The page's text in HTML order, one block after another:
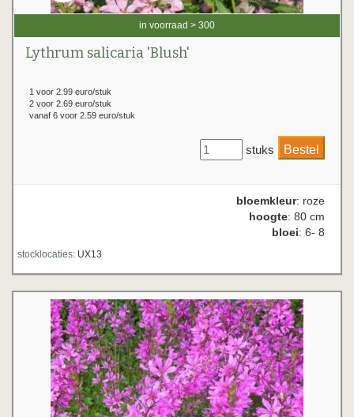
in voorraad > 300
Lythrum salicaria 'Blush'
1 voor 2.99 euro/stuk
2 voor 2.69 euro/stuk
vanaf 6 voor 2.59 euro/stuk
stuks
bloemkleur: roze
hoogte: 80 cm
bloei: 6- 8
stocklocaties: UX13